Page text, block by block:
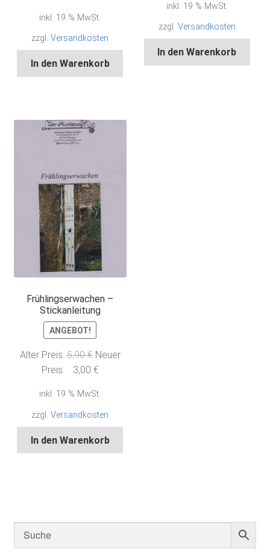
5,90 €
ist:
3,00 €.
inkl. 19 % MwSt.
zzgl.Versandkosten
In den Warenkorb
1,85 €
ist:
1,30 €.
inkl. 19 % MwSt.
zzgl. Versandkosten
In den Warenkorb
Frühlingserwachen –
Stickanleitung
ANGEBOT!
Alter Preis: 5,90€ Ursprünglicher
Preis
5,90 €
Neuer
Preis:
3,00 €Aktueller
ist:
3,00 €.
inkl. 19 % MwSt.
zzgl.Versandkosten
In den Warenkorb